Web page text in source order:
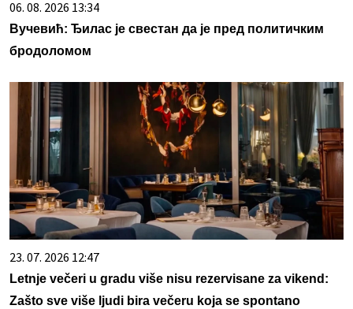
06. 08. 2026 13:34
Вучевић: Ђилас је свестан да је пред политичким
бродоломом
23. 07. 2026 12:47
Letnje večeri u gradu više nisu rezervisane za vikend:
Zašto sve više ljudi bira večeru koja se spontano